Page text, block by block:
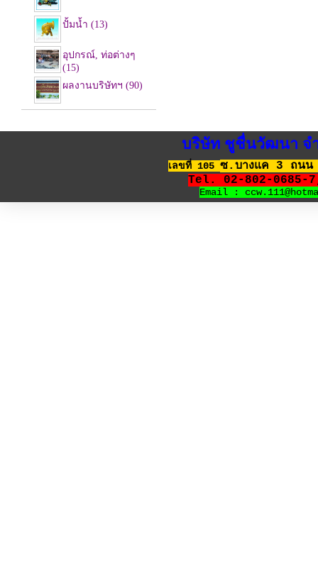
ปั้มน้ำ (13)
อุปกรณ์, ท่อต่างๆ
(15)
ผลงานบริษัทฯ (90)
บริษัท ชูชื่นวัฒนา จำ
เลขที่ 105 ซ.บางแค 3 ถนน
Tel. 02-802-0685-
Email :